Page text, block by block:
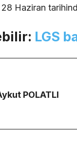
28 Haziran
LGS
POLATLI